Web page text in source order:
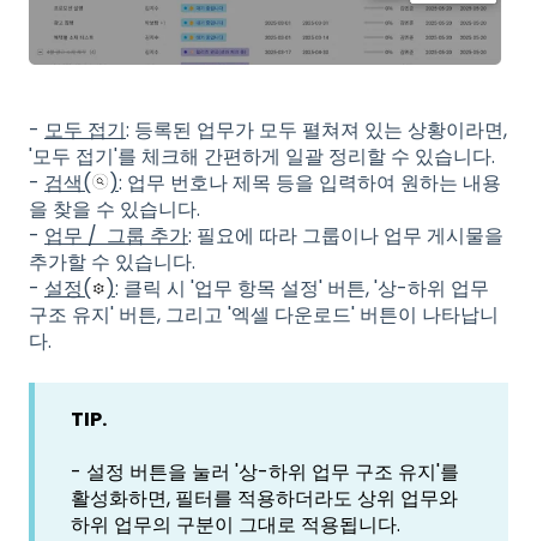
- 모두 접기: 등록된 업무가 모두 펼쳐져 있는 상황이라면,
'모두 접기'를 체크해 간편하게 일괄 정리할 수 있습니다.
- 검색( ): 업무 번호나 제목 등을 입력하여 원하는 내용
을 찾을 수 있습니다.
- 업무 / 그룹 추가: 필요에 따라 그룹이나 업무 게시물을
추가할 수 있습니다.
- 설정( ): 클릭 시 '업무 항목 설정' 버튼, '상-하위 업무
구조 유지' 버튼, 그리고 '엑셀 다운로드' 버튼이 나타납니
다.
TIP.
- 설정 버튼을 눌러 '상-하위 업무 구조 유지'를
활성화하면, 필터를 적용하더라도 상위 업무와
하위 업무의 구분이 그대로 적용됩니다.